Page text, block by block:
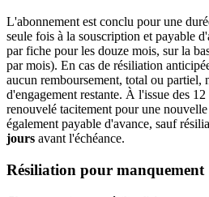
L'abonnement est conclu pour une
seule fois à la souscription et payable
par fiche pour les douze mois, sur la
par mois). En cas de résiliation
aucun remboursement, total ou partiel,
d'engagement restante. À l'issue des
renouvelé tacitement pour une
également payable d'avance, sauf
jours avant l'échéance.
Résiliation pour manquement